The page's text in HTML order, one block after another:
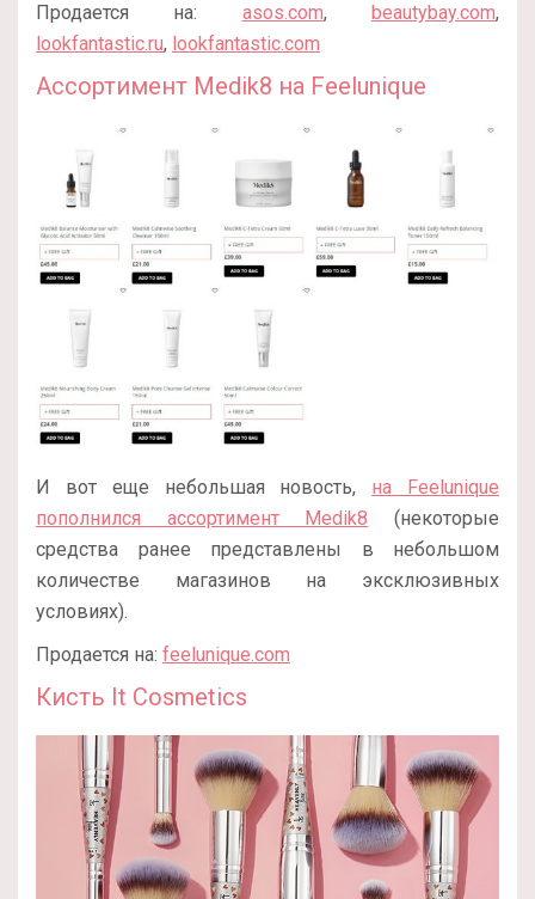
Продается на: asos.com, beautybay.com,
lookfantastic.ru, lookfantastic.com
Ассортимент Medik8 на Feelunique
И вот еще небольшая новость, на Feelunique
пополнился ассортимент Medik8 (некоторые
средства ранее представлены в небольшом
количестве магазинов на эксклюзивных
условиях).
Продается на: feelunique.com
Кисть It Cosmetics